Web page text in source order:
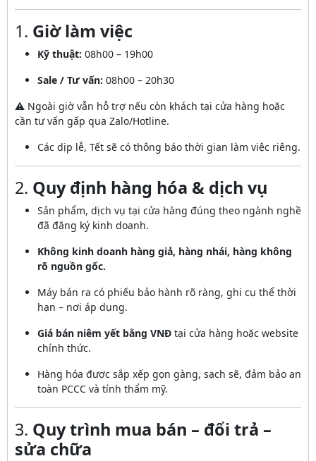
1. Giờ làm việc
Kỹ thuật: 08h00 – 19h00
Sale / Tư vấn: 08h00 – 20h30
⚠️ Ngoài giờ vẫn hỗ trợ nếu còn khách tại cửa hàng hoặc
cần tư vấn gấp qua Zalo/Hotline.
Các dịp lễ, Tết sẽ có thông báo thời gian làm việc riêng.
2. Quy định hàng hóa & dịch vụ
Sản phẩm, dịch vụ tại cửa hàng đúng theo ngành nghề
đã đăng ký kinh doanh.
Không kinh doanh hàng giả, hàng nhái, hàng không
rõ nguồn gốc.
Máy bán ra có phiếu bảo hành rõ ràng, ghi cụ thể thời
hạn – nơi áp dụng.
Giá bán niêm yết bằng VNĐ tại cửa hàng hoặc website
chính thức.
Hàng hóa được sắp xếp gọn gàng, sạch sẽ, đảm bảo an
toàn PCCC và tính thẩm mỹ.
3. Quy trình mua bán – đổi trả –
sửa chữa